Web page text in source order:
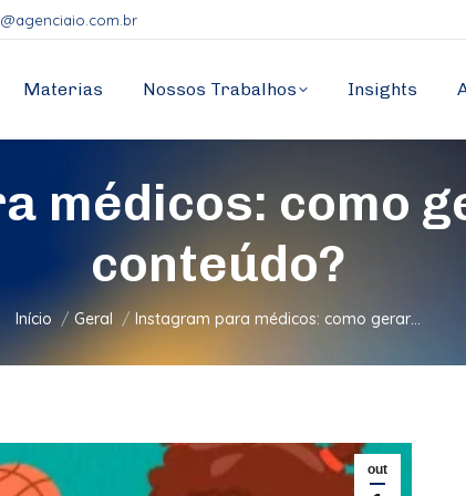
Materias Nossos Trabalhos Insights
médicos: como
conteúdo?
Você está aqui:
Início Geral Instagram para médicos: como gerar…
out